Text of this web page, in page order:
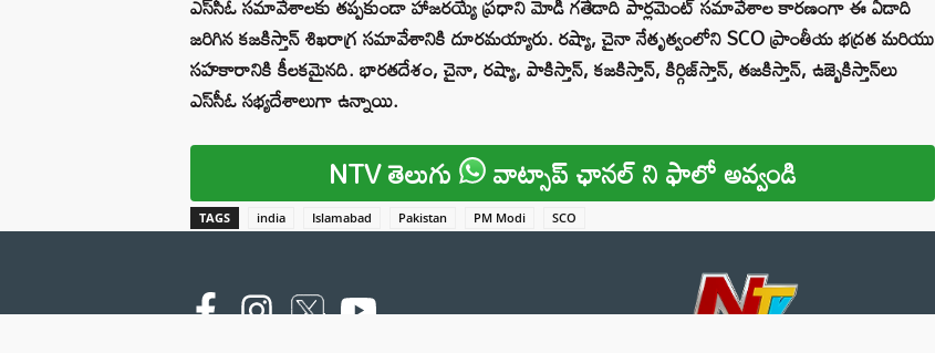
జరిగిన కజకిస్తాన్ శిఖరాగ్ర సమావేశానికి దూరమయ్యారు. రష్యా, చైనా నేతృత్వంలోని SCO ప్రాంతీయ భద్రత మరియు
సహకారానికి కీలకమైనది. భారతదేశం, చైనా, రష్యా, పాకిస్తాన్, కజకిస్తాన్, కిర్గిజ్‌స్తాన్, తజకిస్తాన్, ఉజ్బెకిస్తాన్‌లు
ఎస్‌సీఓ సభ్యదేశాలుగా ఉన్నాయి.
NTV తెలుగు వాట్సాప్ ఛానల్ ని ఫాలో అవ్వండి
TAGS india Islamabad Pakistan PM Modi SCO